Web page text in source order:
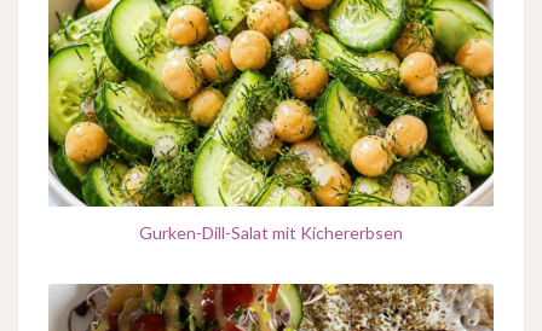
Gurken-Dill-Salat mit Kichererbsen